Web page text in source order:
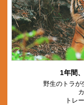
1年間
野生のトラが
トレ